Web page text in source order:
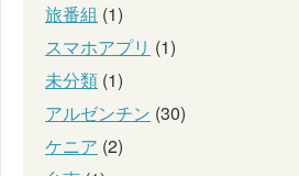
旅番組 (1)
スマホアプリ (1)
未分類 (1)
アルゼンチン (30)
ケニア (2)